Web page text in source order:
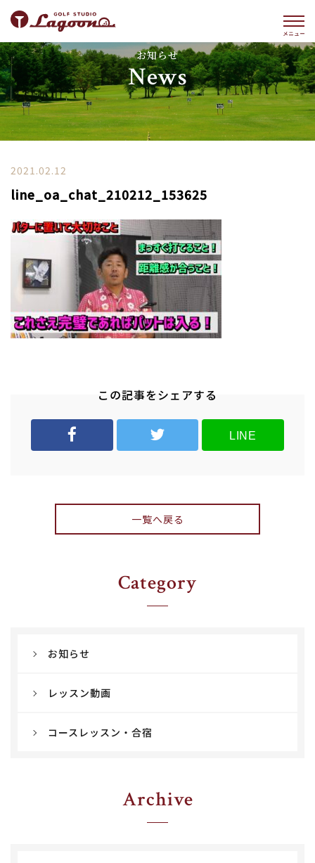
お知らせ
News
2021.02.12
line_oa_chat_210212_153625
この記事をシェアする
LINE
一覧へ戻る
Category
お知らせ
レッスン動画
コースレッスン・合宿
Archive